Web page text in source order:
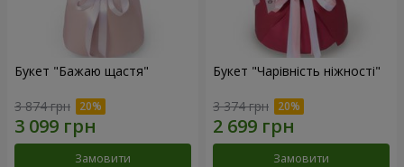
Букет "Бажаю щастя"
3 874 грн
Замовити
Букет "Чарівність ніжності"
3 374 грн
Замовити